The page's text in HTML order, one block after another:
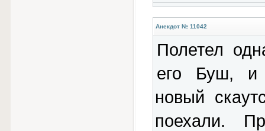
Анекдот № 11042
Полетел
его Буш, и
новый
поехали.